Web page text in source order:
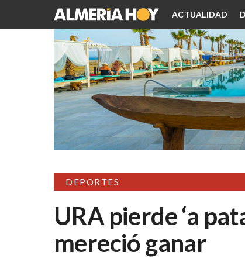
ACTUALIDAD
DEPORTES
URA pierde ‘a
mereció ganar